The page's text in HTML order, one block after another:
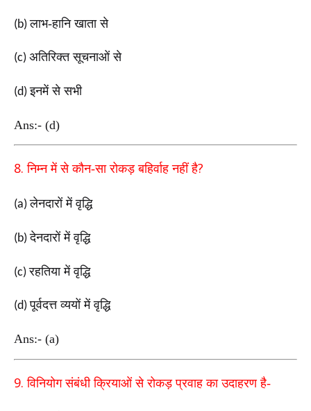
(b)लाभ-हानि खाता से
(c) अतिरिक्त सूचनाओं से
(d)इनमें से सभी
Ans:- (d)
8.निम्न में से कौन-सा रोकड़ बहिर्वाह नहीं है?
(a)लेनदारों में वृद्धि
(b)देनदारों में वृद्धि
(c)रहतिया में वृद्धि
(d)पूर्वदत्त व्ययों में वृद्धि
Ans:- (a)
9.विनियोग संबंधी क्रियाओं से रोकड़ प्रवाह का उदाहरण है-